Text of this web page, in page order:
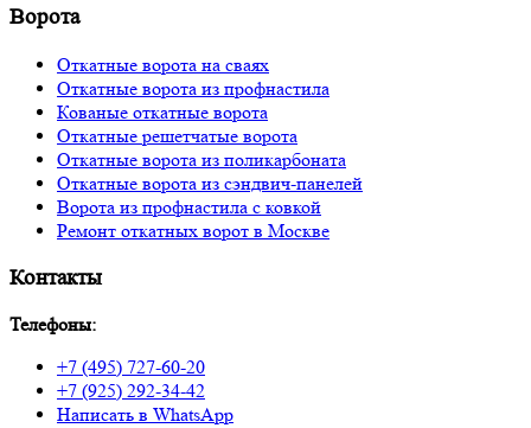
Ворота
Откатные ворота на сваях
Откатные ворота из профнастила
Кованые откатные ворота
Откатные решетчатые ворота
Откатные ворота из поликарбоната
Откатные ворота из сэндвич-панелей
Ворота из профнастила с ковкой
Ремонт откатных ворот в Москве
Контакты
Телефоны:
+7 (495) 727-60-20
+7 (925) 292-34-42
Написать в WhatsApp